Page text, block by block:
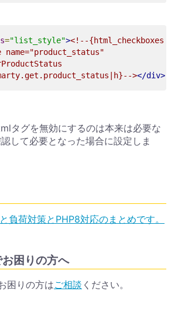
="list_style"><!--{html_checkboxes
name="product_status"
></div>
タグを無効にするのは本来は必要な
して必要となった場合に設定しま
負荷対策とPHP8対応のまとめです。
困りの方へ
困りの方はご相談 ください。